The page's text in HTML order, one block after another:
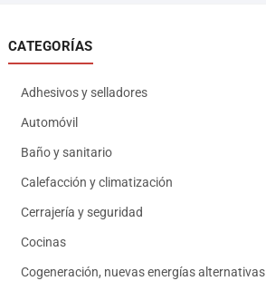
CATEGORÍAS
Adhesivos y selladores
Automóvil
Baño y sanitario
Calefacción y climatización
Cerrajería y seguridad
Cocinas
Cogeneración, nuevas energías alternativas